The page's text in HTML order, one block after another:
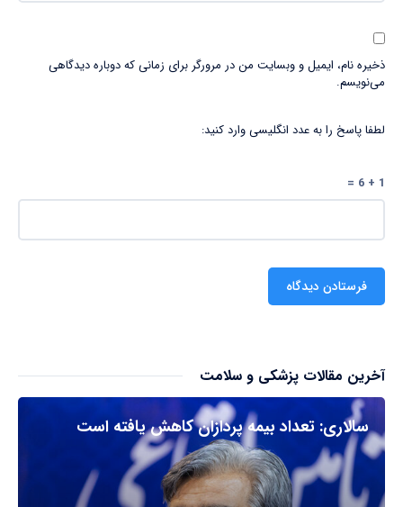
ذخیره نام، ایمیل و وبسایت من در مرورگر برای زمانی که دوباره دیدگاهی
می‌نویسم.
لطفا پاسخ را به عدد انگلیسی وارد کنید:
1 + 6 =
آخرین مقالات پزشکی و سلامت
سالاری: تعداد بیمه پردازان کاهش یافته است